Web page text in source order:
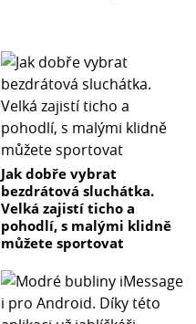
Jak dobře vybrat
bezdrátová sluchátka.
Velká zajistí ticho a
pohodlí, s malými klidně
můžete sportovat